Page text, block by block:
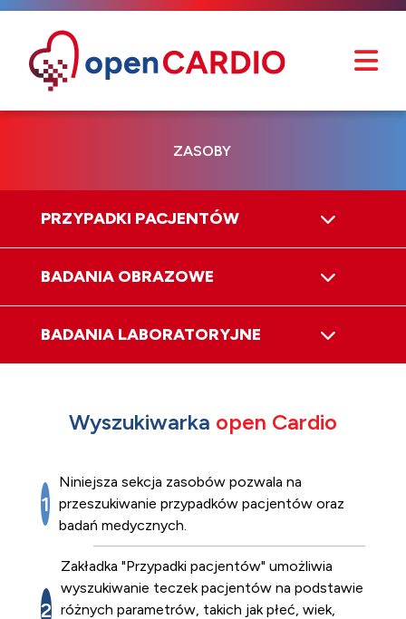
ZASOBY
PRZYPADKI PACJENTÓW
BADANIA OBRAZOWE
BADANIA LABORATORYJNE
Wyszukiwarka open Cardio
Niniejsza sekcja zasobów pozwala na
przeszukiwanie przypadków pacjentów oraz
badań medycznych.
Zakładka "Przypadki pacjentów" umożliwia
wyszukiwanie teczek pacjentów na podstawie
różnych parametrów, takich jak płeć, wiek,